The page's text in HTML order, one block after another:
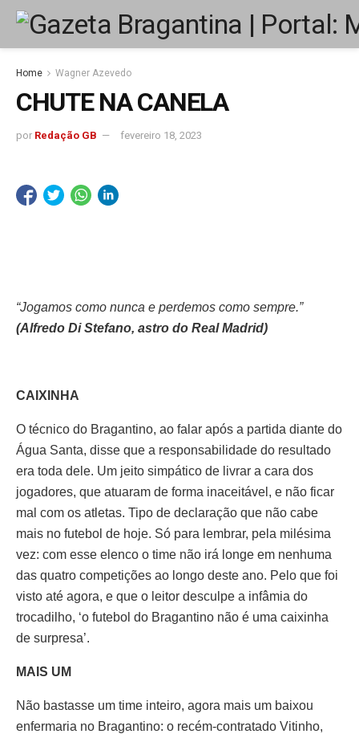
Home Wagner Azevedo
CHUTE NA CANELA
por Redação GB fevereiro 18, 2023
“Jogamos como nunca e perdemos como sempre.”
(Alfredo Di Stefano, astro do Real Madrid)
CAIXINHA
O técnico do Bragantino, ao falar após a partida diante do
Água Santa, disse que a responsabilidade do resultado
era toda dele. Um jeito simpático de livrar a cara dos
jogadores, que atuaram de forma inaceitável, e não ficar
mal com os atletas. Tipo de declaração que não cabe
mais no futebol de hoje. Só para lembrar, pela milésima
vez: com esse elenco o time não irá longe em nenhuma
das quatro competições ao longo deste ano. Pelo que foi
visto até agora, e que o leitor desculpe a infâmia do
trocadilho, ‘o futebol do Bragantino não é uma caixinha
de surpresa’.
MAIS UM
Não bastasse um time inteiro, agora mais um baixou
enfermaria no Bragantino: o recém-contratado Vitinho,